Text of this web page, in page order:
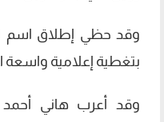
بتغطية إعلامية واسعة
وقد أعرب هاني